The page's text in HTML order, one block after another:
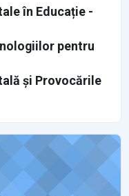
în Educație -
pentru
și Provocările